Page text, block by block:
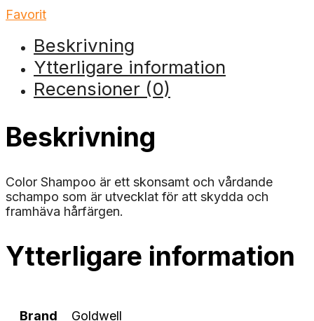
Favorit
Beskrivning
Ytterligare information
Recensioner (0)
Beskrivning
Color Shampoo är ett skonsamt och vårdande
schampo som är utvecklat för att skydda och
framhäva hårfärgen.
Ytterligare information
Brand Goldwell